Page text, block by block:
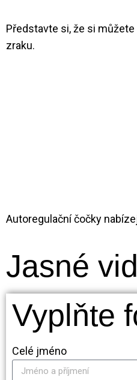
Představte si, že si
zraku.
Autoregulační čočky
Jasné
Vyplňte
Celé jméno